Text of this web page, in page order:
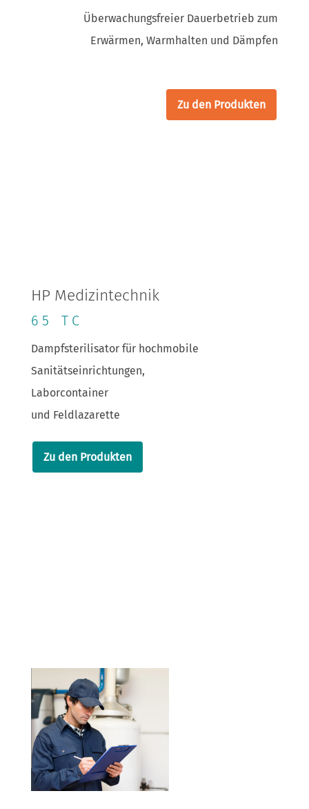
Überwachungsfreier Dauerbetrieb zum
Erwärmen, Warmhalten und Dämpfen
Zu den Produkten
HP Medizintechnik
65 TC
Dampfsterilisator für hochmobile
Sanitätseinrichtungen,
Laborcontainer
und Feldlazarette
Zu den Produkten